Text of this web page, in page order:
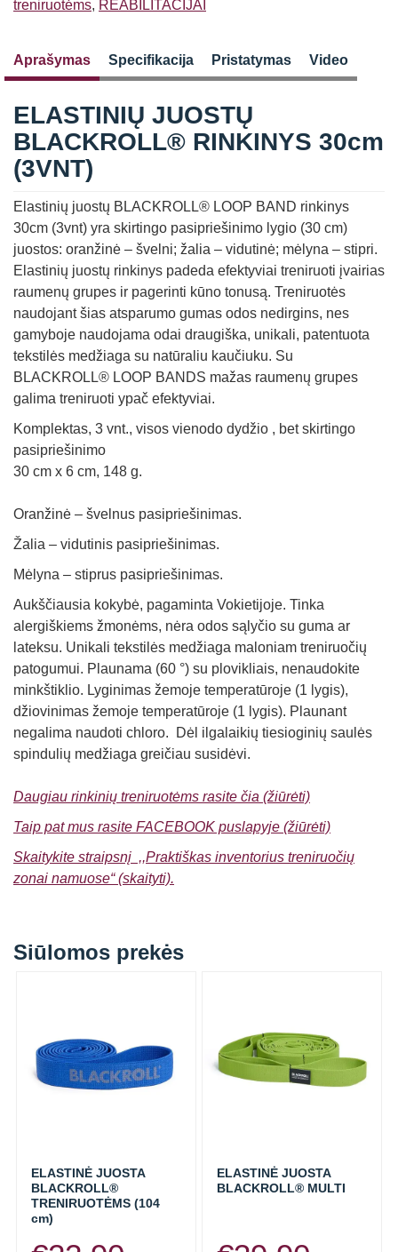
treniruotėms, REABILITACIJAI
Aprašymas Specifikacija Pristatymas Video
ELASTINIŲ JUOSTŲ
BLACKROLL® RINKINYS 30cm
(3VNT)
Elastinių juostų BLACKROLL® LOOP BAND rinkinys
30cm (3vnt) yra skirtingo pasipriešinimo lygio (30 cm)
juostos: oranžinė – švelni; žalia – vidutinė; mėlyna – stipri.
Elastinių juostų rinkinys padeda efektyviai treniruoti įvairias
raumenų grupes ir pagerinti kūno tonusą. Treniruotės
naudojant šias atsparumo gumas odos nedirgins, nes
gamyboje naudojama odai draugiška, unikali, patentuota
tekstilės medžiaga su natūraliu kaučiuku. Su
BLACKROLL® LOOP BANDS mažas raumenų grupes
galima treniruoti ypač efektyviai.
Komplektas, 3 vnt., visos vienodo dydžio , bet skirtingo
pasipriešinimo
30 cm x 6 cm, 148 g.
Oranžinė – švelnus pasipriešinimas.
Žalia – vidutinis pasipriešinimas.
Mėlyna – stiprus pasipriešinimas.
Aukščiausia kokybė, pagaminta Vokietijoje. Tinka
alergiškiems žmonėms, nėra odos sąlyčio su guma ar
lateksu. Unikali tekstilės medžiaga maloniam treniruočių
patogumui. Plaunama (60 °) su plovikliais, nenaudokite
minkštiklio. Lyginimas žemoje temperatūroje (1 lygis),
džiovinimas žemoje temperatūroje (1 lygis). Plaunant
negalima naudoti chloro. Dėl ilgalaikių tiesioginių saulės
spindulių medžiaga greičiau susidėvi.
Daugiau rinkinių treniruotėms rasite čia (žiūrėti)
Taip pat mus rasite FACEBOOK puslapyje (žiūrėti)
Skaitykite straipsnį ,,Praktiškas inventorius treniruočių
zonai namuose“ (skaityti).
Siūlomos prekės
ELASTINĖ JUOSTA
BLACKROLL®
TRENIRUOTĖMS (104
cm)
ELASTINĖ JUOSTA
BLACKROLL® MULTI